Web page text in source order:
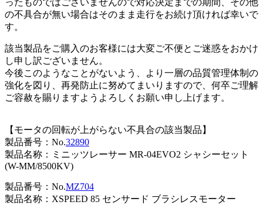
ったものではございませんので対応決定までの期間、その他
の不具合が無い場合はそのまま走行をお続け頂ければ幸いで
す。
該当製品をご購入のお客様には大変ご不便とご迷惑をおかけ
し申し訳ございません。
今後このようなことがないよう、より一層の品質管理体制の
強化を図り、再発防止に努めてまいりますので、何卒ご理解
ご容赦を賜りますようよろしくお願い申し上げます。
【モータの回転が上がらない不具合の該当製品】
製品番号：No.32890
製品名称：ミニッツレーサー MR-04EVO2 シャシーセット
(W-MM/8500KV)
製品番号：No.MZ704
製品名称：XSPEED 85 センサード ブラシレスモーター